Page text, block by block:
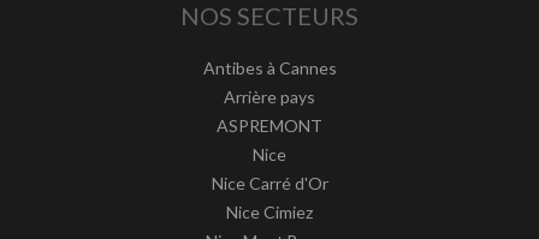
NOS SECTEURS
Antibes à Cannes
Arrière pays
ASPREMONT
Nice
Nice Carré d'Or
Nice Cimiez